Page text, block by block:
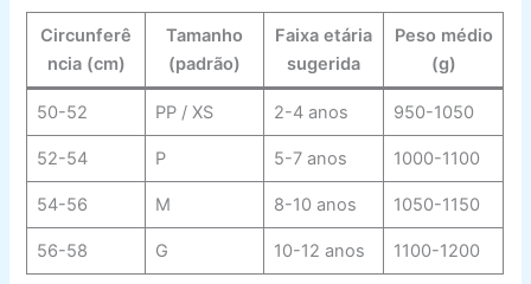
Circunferê
ncia (cm)
Tamanho
(padrão)
Faixa etária
sugerida
Peso médio
(g)
50-52 PP / XS 2-4 anos 950-1050
52-54 P 5-7 anos 1000-1100
54-56 M 8-10 anos 1050-1150
56-58 G 10-12 anos 1100-1200